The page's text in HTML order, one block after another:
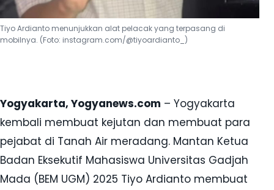
Tiyo Ardianto menunjukkan alat pelacak yang terpasang di
mobilnya. (Foto: instagram.com/@tiyoardianto_)
Yogyakarta, Yogyanews.com – Yogyakarta
kembali membuat kejutan dan membuat para
pejabat di Tanah Air meradang. Mantan Ketua
Badan Eksekutif Mahasiswa Universitas Gadjah
Mada (BEM UGM) 2025 Tiyo Ardianto membuat